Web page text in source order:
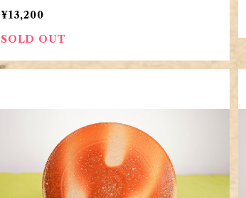
¥13,200
SOLD OUT